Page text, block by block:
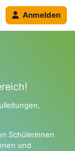
Anmelden
Schülerinnen
und